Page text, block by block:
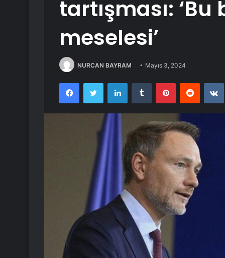
tartışması:
meselesi’
NURCAN BAYRAM Mayıs 3, 2024
FacebookTwitter LinkedInTumblr PinterestReddit